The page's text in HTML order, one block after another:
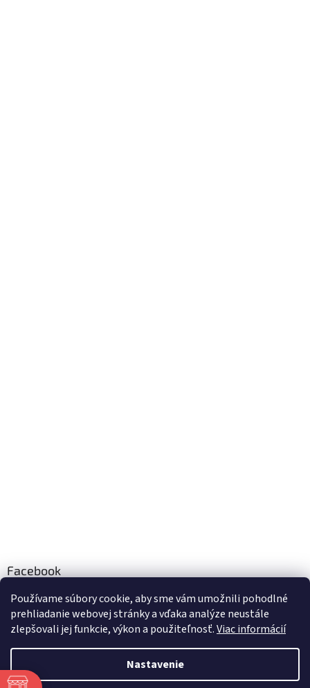
Používame súbory cookie, aby sme vám umožnili pohodlné
prehliadanie webovej stránky a vďaka analýze neustále
zlepšovali jej funkcie, výkon a použiteľnosť.Viac informácií
Nastavenie
Facebook
TOBEL s.r.o.
Vytvoril Shoptet